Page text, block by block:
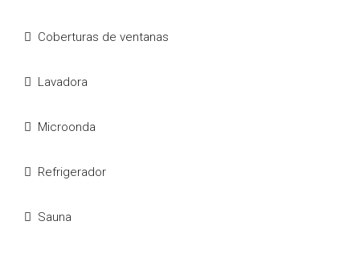
Coberturas de ventanas
Lavadora
Microonda
Refrigerador
Sauna